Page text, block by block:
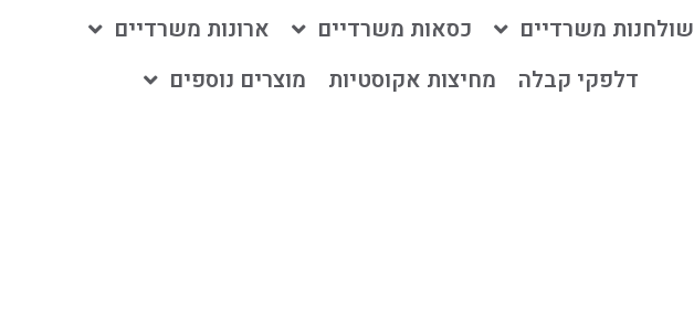
שולחנות משרדיים כסאות משרדיים
ארונות משרדיים
דלפקי קבלה
מחיצות אקוסטיות מוצרים נוספים